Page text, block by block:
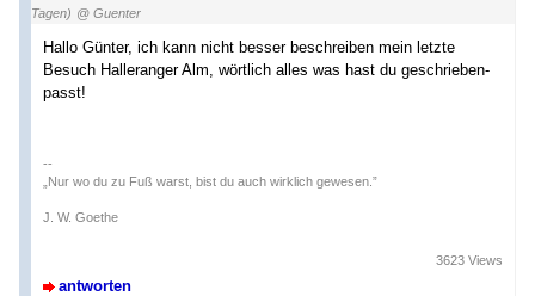
Tagen) @ Guenter
Hallo Günter, ich kann nicht besser beschreiben mein letzte
Besuch Halleranger Alm, wörtlich alles was hast du geschrieben-
passt!
--
„Nur wo du zu Fuß warst, bist du auch wirklich gewesen.”
J. W. Goethe
antworten
3623 Views